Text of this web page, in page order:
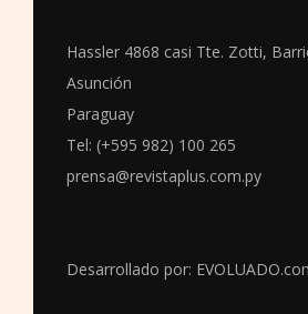
Hassler 4868 casi Tte. Zotti,
Asunción
Paraguay
Tel: (+595 982) 100 265
prensa@revistaplus.com.py
Desarrollado por: